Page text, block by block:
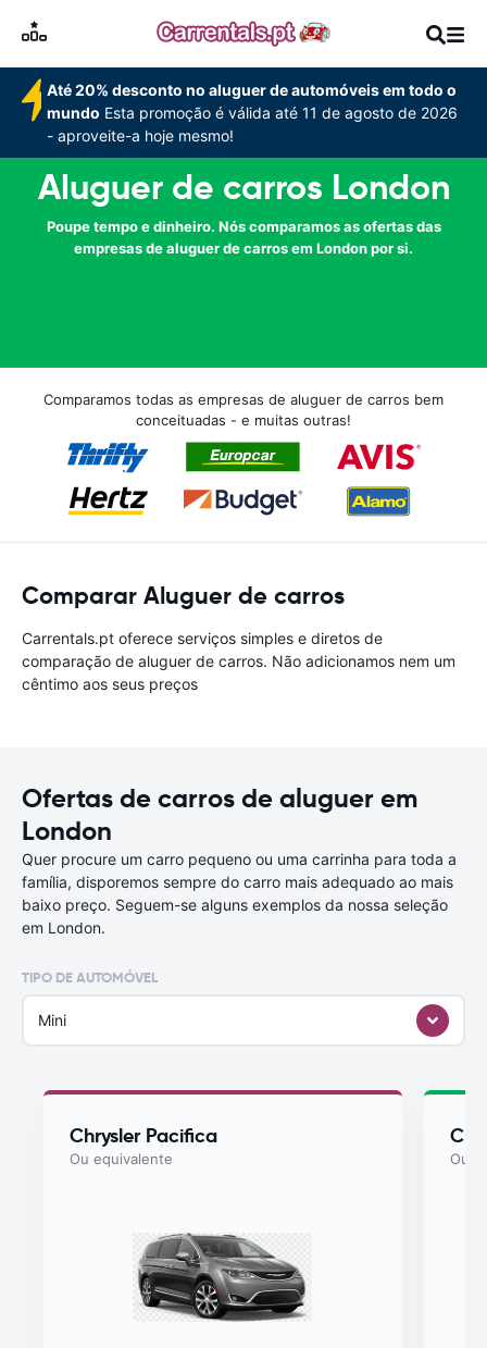
Até 20% desconto no aluguer de automóveis em todo o
mundo Esta promoção é válida até 11 de agosto de 2026
- aproveite-a hoje mesmo!
Aluguer de carros London
Poupe tempo e dinheiro. Nós comparamos as ofertas das
empresas de aluguer de carros em London por si.
Comparamos todas as empresas de aluguer de carros bem
conceituadas - e muitas outras!
Comparar Aluguer de carros
Carrentals.pt oferece serviços simples e diretos de
comparação de aluguer de carros. Não adicionamos nem um
cêntimo aos seus preços
Ofertas de carros de aluguer em
London
Quer procure um carro pequeno ou uma carrinha para toda a
família, disporemos sempre do carro mais adequado ao mais
baixo preço. Seguem-se alguns exemplos da nossa seleção
em London.
TIPO DE AUTOMÓVEL
Mini
Chrysler Pacifica
Ou equivalente Ou